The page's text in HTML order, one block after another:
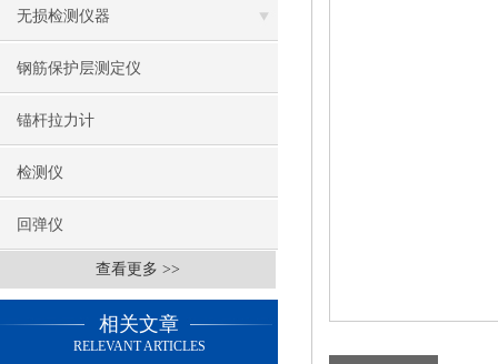
无损检测仪器
钢筋保护层测定仪
锚杆拉力计
检测仪
回弹仪
查看更多 >>
相关文章
RELEVANT ARTICLES